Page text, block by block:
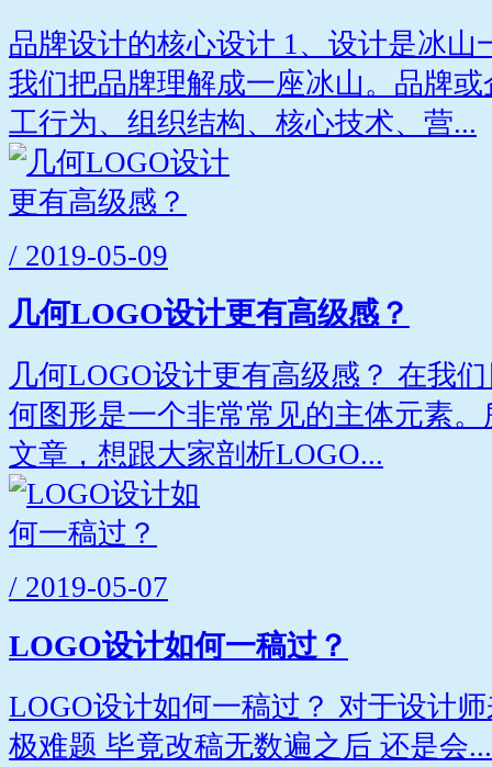
品牌设计的核心设计 1、设计是冰山
我们把品牌理解成一座冰山。品牌
工行为、组织结构、核心技术、营...
/ 2019-05-09
几何LOGO设计更有高级感？
几何LOGO设计更有高级感？ 在我
何图形是一个非常常见的主体元素
文章，想跟大家剖析LOGO...
/ 2019-05-07
LOGO设计如何一稿过？
LOGO设计如何一稿过？ 对于设计
极难题 毕竟改稿无数遍之后 还是会